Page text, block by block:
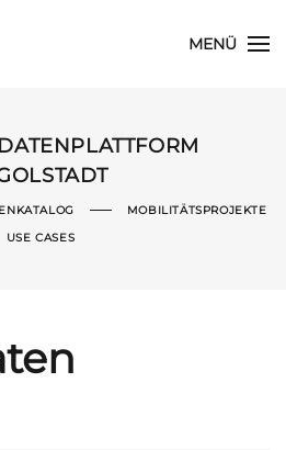
MENÜ
MOBILITÄTSPROJEKTE
USE CASES